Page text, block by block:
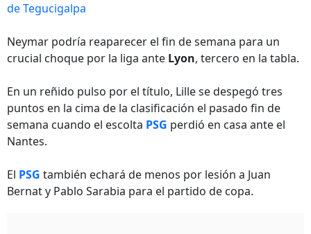
de Tegucigalpa
Neymar podría reaparecer el fin de semana para un
crucial choque por la liga ante Lyon, tercero en la tabla.
En un reñido pulso por el título, Lille se despegó tres
puntos en la cima de la clasificación el pasado fin de
semana cuando el escolta PSG perdió en casa ante el
Nantes.
El PSG también echará de menos por lesión a Juan
Bernat y Pablo Sarabia para el partido de copa.